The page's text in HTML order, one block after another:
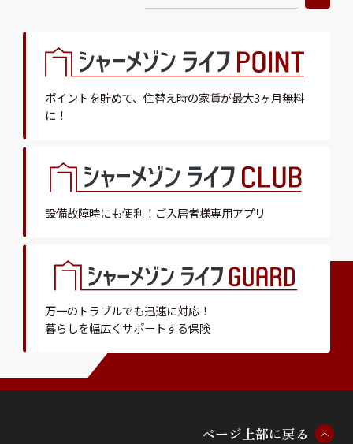
ポイントを貯めて、 住替え時の家賃が最大3ヶ月無料
に！
設備故障時にも便利！ ご入居者様専用アプリ
万一のトラブルでも迅速に対応！
暮らしを幅広くサポートする保険
ページ 上部に戻る